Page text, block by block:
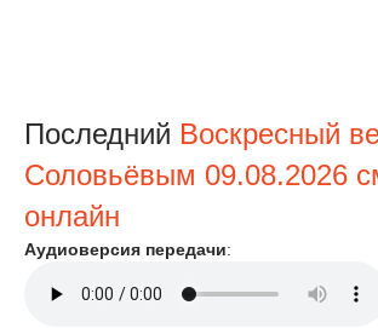
Последний Воскресный
Соловьёвым 09.08.2026
онлайн
Аудиоверсия передачи: